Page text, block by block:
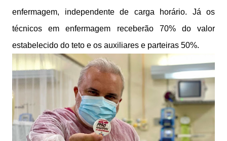
enfermagem, independente de carga horário. Já os
técnicos em enfermagem receberão 70% do valor
estabelecido do teto e os auxiliares e parteiras 50%.